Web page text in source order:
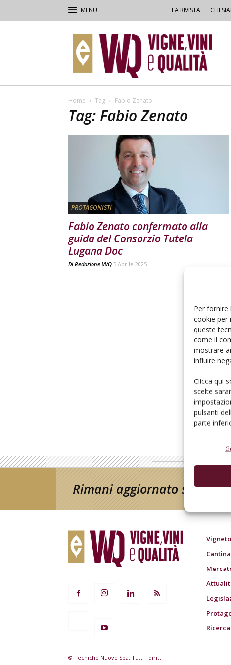
Per fornire
cookie per
queste
come il
mostrare
influire
Clicca qui
scelte
pulsanti
parte
LA RIVISTA CHI
–
Vigne,
Vini
&
Home Tag Fabio Zenato
Tag: Fabio Zenato
PROTAGONISTI
Fabio Zenato confermato alla
guida del Consorzio Tutela
Lugana Doc
Di Redazione VVQ 5 Aprile 2025
Rimani aggiornato sul
© Tecniche Nuove Spa. Tutti i diritti
Vigneto
Cantina
Ricerca